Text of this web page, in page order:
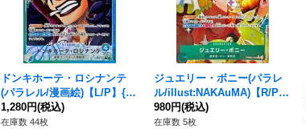
ドンキホーテ・ロシナンテ
(パラレル/漫画絵)【L/P】{O
P05-022}
1,280円(税込)
在庫数 44枚
ジュエリー・ボニー(パラレ
ル/illust:NAKAuMA)【R/P】
{PRB02-004}
980円(税込)
在庫数 5枚